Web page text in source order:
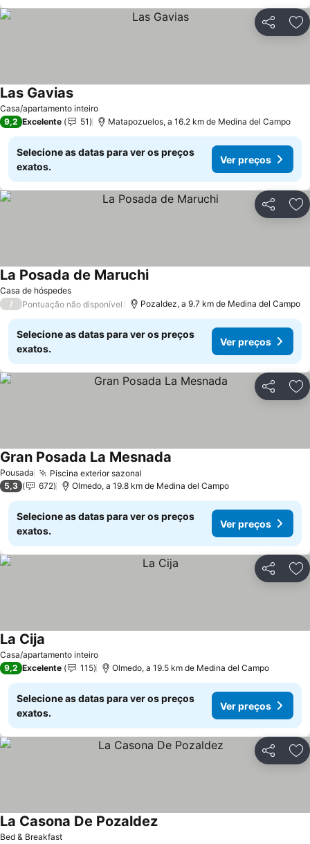
Partilhar
Casa/apartamento inteiro
Las GaviasVer preços
9,2 Excelente 51 Matapozuelos, a 16.2 km de Medina del Campo
Selecione as datas para ver os preços
exatos.
Ver preços
Partilhar
Casa de hóspedes
La Posada de MaruchiVer preços
/ Pontuação não disponível Pozaldez, a 9.7 km de Medina del Campo
Selecione as datas para ver os preços
exatos.
Ver preços
Partilhar
Pousada Piscina exterior sazonal
Gran Posada La Mesnada
5,3 672 Olmedo, a 19.8 km de Medina del Campo
Selecione as datas para ver os preços
exatos.
Ver preços
Partilhar
Casa/apartamento inteiro
La Cija
9,2 Excelente 115 Olmedo, a 19.5 km de Medina del Campo
Selecione as datas para ver os preços
exatos.
Ver preços
Partilhar
Bed & Breakfast
La Casona De PozaldezVer preços